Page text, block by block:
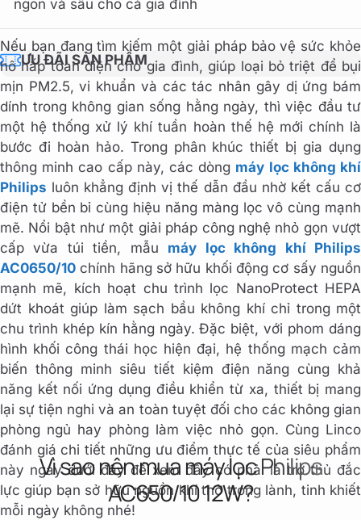
ngon và sâu cho cả gia đình
ƯU ĐÃI SẢN PHẨM
Nếu bạn đang tìm kiếm một giải pháp bảo vệ sức khỏe
hô hấp toàn diện cho gia đình, giúp loại bỏ triệt để bụi
mịn PM2.5, vi khuẩn và các tác nhân gây dị ứng bám
dính trong không gian sống hằng ngày, thì việc đầu tư
một hệ thống xử lý khí tuần hoàn thế hệ mới chính là
bước đi hoàn hảo. Trong phân khúc thiết bị gia dụng
thông minh cao cấp này, các dòng máy lọc không khí
Philips luôn khẳng định vị thế dẫn đầu nhờ kết cấu cơ
điện tử bền bỉ cùng hiệu năng màng lọc vô cùng mạnh
mẽ. Nổi bật như một giải pháp công nghệ nhỏ gọn vượt
cấp vừa túi tiền, mẫu máy lọc không khí Philips
AC0650/10 chính hãng sở hữu khối động cơ sấy nguồn
mạnh mẽ, kích hoạt chu trình lọc NanoProtect HEPA
dứt khoát giúp làm sạch bầu không khí chỉ trong một
chu trình khép kín hằng ngày. Đặc biệt, với phom dáng
hình khối công thái học hiện đại, hệ thống mạch cảm
biến thông minh siêu tiết kiệm điện năng cùng khả
năng kết nối ứng dụng điều khiển từ xa, thiết bị mang
lại sự tiện nghi và an toàn tuyệt đối cho các không gian
phòng ngủ hay phòng làm việc nhỏ gọn. Cùng Linco
đánh giá chi tiết những ưu điểm thực tế của siêu phẩm
này ngay dưới đây để xem đây có phải là trợ thủ đắc
lực giúp bạn sở hữu nguồn khí thở trong lành, tinh khiết
mỗi ngày không nhé!
Vì sao nên mua máy lọc Philips
AC650/10 12W?